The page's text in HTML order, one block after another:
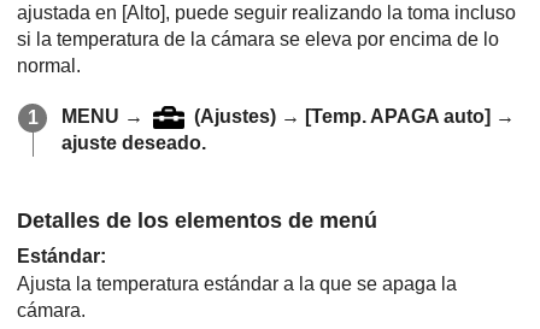
ajustada en [Alto], puede seguir realizando la toma incluso
si la temperatura de la cámara se eleva por encima de lo
normal.
MENU → (Ajustes) → [Temp. APAGA auto] →
ajuste deseado.
Detalles de los elementos de menú
Estándar:
Ajusta la temperatura estándar a la que se apaga la
cámara.